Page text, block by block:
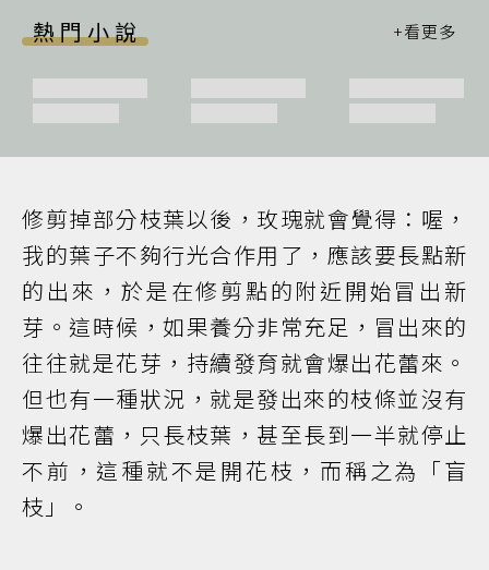
熱門小說
修剪掉部分枝葉以後，玫瑰就會覺得：喔，
我的葉子不夠行光合作用了，應該要長點新
的出來，於是在修剪點的附近開始冒出新
芽。這時候，如果養分非常充足，冒出來的
往往就是花芽，持續發育就會爆出花蕾來。
但也有一種狀況，就是發出來的枝條並沒有
爆出花蕾，只長枝葉，甚至長到一半就停止
不前，這種就不是開花枝，而稱之為「盲
枝」。